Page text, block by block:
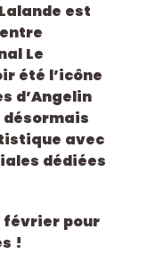
est
Le
été l’icône
d’Angelin
désormais
avec
dédiées
février pour
!